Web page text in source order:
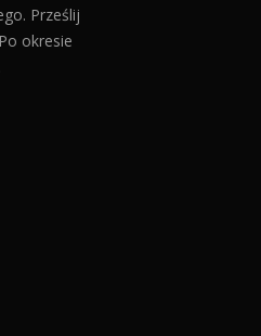
Prześlij
okresie